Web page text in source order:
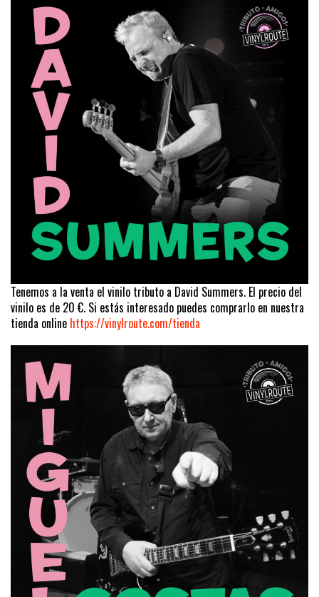
Tenemos a la venta el vinilo tributo a David Summers. El precio del
vinilo es de 20 €. Si estás interesado puedes comprarlo en nuestra
tienda online https://vinylroute.com/tienda